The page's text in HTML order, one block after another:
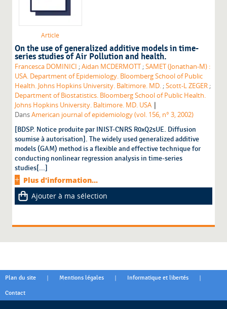
Article
On the use of generalized additive models in time-
series studies of Air Pollution and health.
Francesca DOMINICI ;Aidan MCDERMOTT ;SAMET (Jonathan-M) :
USA. Department of Epidemiology. Bloomberg School of Public
Health. Johns Hopkins University. Baltimore. MD. ;Scott-L ZEGER ;
Department of Biostatistics. Bloomberg School of Public Health.
Johns Hopkins University. Baltimore. MD. USA |
DansAmerican journal of epidemiology (vol. 156, n° 3, 2002)
[BDSP. Notice produite par INIST-CNRS R0xQ2sUE. Diffusion
soumise à autorisation]. The widely used generalized additive
models (GAM) method is a flexible and effective technique for
conducting nonlinear regression analysis in time-series
studies[...]
Plus d'information...
Ajouter à ma sélection
Plan du site | Mentions légales | Informatique et libertés |
Contact